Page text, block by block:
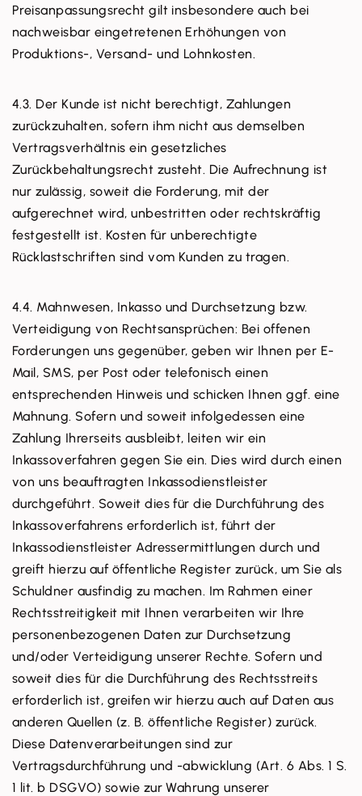
Preisanpassungsrecht gilt insbesondere auch bei
nachweisbar eingetretenen Erhöhungen von
Produktions-, Versand- und Lohnkosten.
4.3. Der Kunde ist nicht berechtigt, Zahlungen
zurückzuhalten, sofern ihm nicht aus demselben
Vertragsverhältnis ein gesetzliches
Zurückbehaltungsrecht zusteht. Die Aufrechnung ist
nur zulässig, soweit die Forderung, mit der
aufgerechnet wird, unbestritten oder rechtskräftig
festgestellt ist. Kosten für unberechtigte
Rücklastschriften sind vom Kunden zu tragen.
4.4. Mahnwesen, Inkasso und Durchsetzung bzw.
Verteidigung von Rechtsansprüchen: Bei offenen
Forderungen uns gegenüber, geben wir Ihnen per E-
Mail, SMS, per Post oder telefonisch einen
entsprechenden Hinweis und schicken Ihnen ggf. eine
Mahnung. Sofern und soweit infolgedessen eine
Zahlung Ihrerseits ausbleibt, leiten wir ein
Inkassoverfahren gegen Sie ein. Dies wird durch einen
von uns beauftragten Inkassodienstleister
durchgeführt. Soweit dies für die Durchführung des
Inkassoverfahrens erforderlich ist, führt der
Inkassodienstleister Adressermittlungen durch und
greift hierzu auf öffentliche Register zurück, um Sie als
Schuldner ausfindig zu machen. Im Rahmen einer
Rechtsstreitigkeit mit Ihnen verarbeiten wir Ihre
personenbezogenen Daten zur Durchsetzung
und/oder Verteidigung unserer Rechte. Sofern und
soweit dies für die Durchführung des Rechtsstreits
erforderlich ist, greifen wir hierzu auch auf Daten aus
anderen Quellen (z. B. öffentliche Register) zurück.
Diese Datenverarbeitungen sind zur
Vertragsdurchführung und -abwicklung (Art. 6 Abs. 1 S.
1 lit. b DSGVO) sowie zur Wahrung unserer